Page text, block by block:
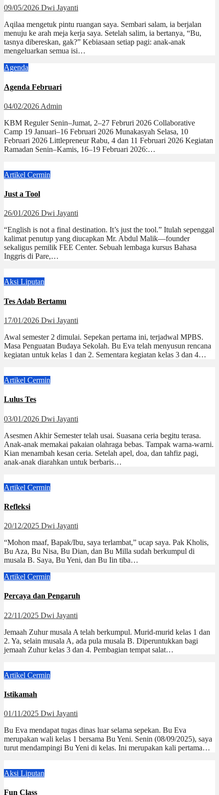
09/05/2026 Dwi Jayanti
Aqilaa mengetuk pintu ruangan saya. Sembari salam, ia berjalan
menuju ke arah meja kerja saya. Setelah salim, ia bertanya, “Bu,
tasnya dibereskan, gak?” Kebiasaan setiap pagi: anak-anak
mengeluarkan semua isi…
Agenda
Agenda Februari
04/02/2026 Admin
KBM Reguler Senin–Jumat, 2–27 Februri 2026 Collaborative
Camp 19 Januari–16 Februari 2026 Munakasyah Selasa, 10
Februari 2026 Littlepreneur Rabu, 4 dan 11 Februari 2026 Kegiatan
Ramadan Senin–Kamis, 16–19 Februari 2026:…
Artikel Cermin
Just a Tool
26/01/2026 Dwi Jayanti
“English is not a final destination. It’s just the tool.” Itulah sepenggal
kalimat penutup yang diucapkan Mr. Abdul Malik—founder
sekaligus pemilik FEE Center. Sebuah lembaga kursus Bahasa
Inggris di Pare,…
Aksi Liputan
Tes Adab Bertamu
17/01/2026 Dwi Jayanti
Awal semester 2 dimulai. Sepekan pertama ini, terjadwal MPBS.
Masa Penguatan Budaya Sekolah. Bu Eva telah menyusun rencana
kegiatan untuk kelas 1 dan 2. Sementara kegiatan kelas 3 dan 4…
Artikel Cermin
Lulus Tes
03/01/2026 Dwi Jayanti
Asesmen Akhir Semester telah usai. Suasana ceria begitu terasa.
Anak-anak memakai pakaian olahraga bebas. Tampak warna-warni.
Kian menambah kesan ceria. Setelah apel, doa, dan tahfiz pagi,
anak-anak diarahkan untuk berbaris…
Artikel Cermin
Refleksi
20/12/2025 Dwi Jayanti
“Mohon maaf, Bapak/Ibu, saya terlambat,” ucap saya. Pak Kholis,
Bu Aza, Bu Nisa, Bu Dian, dan Bu Milla sudah berkumpul di
musala B. Saya, Bu Yeni, dan Bu Iin tiba…
Artikel Cermin
Percaya dan Pengaruh
22/11/2025 Dwi Jayanti
Jemaah Zuhur musala A telah berkumpul. Murid-murid kelas 1 dan
2. Ya, selain musala A, ada pula musala B. Diperuntukkan bagi
jemaah Zuhur kelas 3 dan 4. Pembagian tempat salat…
Artikel Cermin
Istikamah
01/11/2025 Dwi Jayanti
Bu Eva mendapat tugas dinas luar selama sepekan. Bu Eva
merupakan wali kelas 1 bersama Bu Yeni. Senin (08/09/2025), saya
turut mendampingi Bu Yeni di kelas. Ini merupakan kali pertama…
Aksi Liputan
Fun Class